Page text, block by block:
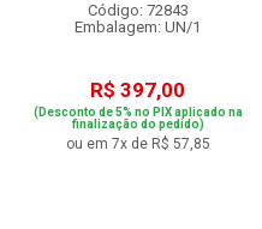
Código: 72843
Embalagem: UN/1
R$ 397,00
(Desconto de 5% no PIX aplicado na
finalização do pedido)
ou em 7x de R$ 57,85